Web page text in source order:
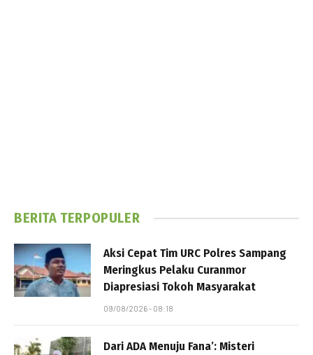
BERITA TERPOPULER
Aksi Cepat Tim URC Polres Sampang
Meringkus Pelaku Curanmor
Diapresiasi Tokoh Masyarakat
09/08/2026 - 08:18
Dari ADA Menuju Fana’: Misteri